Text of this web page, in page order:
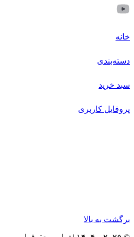
خانه
دسته‌بندی
سبد خرید
پروفایل کاربری
برگشت به بالا